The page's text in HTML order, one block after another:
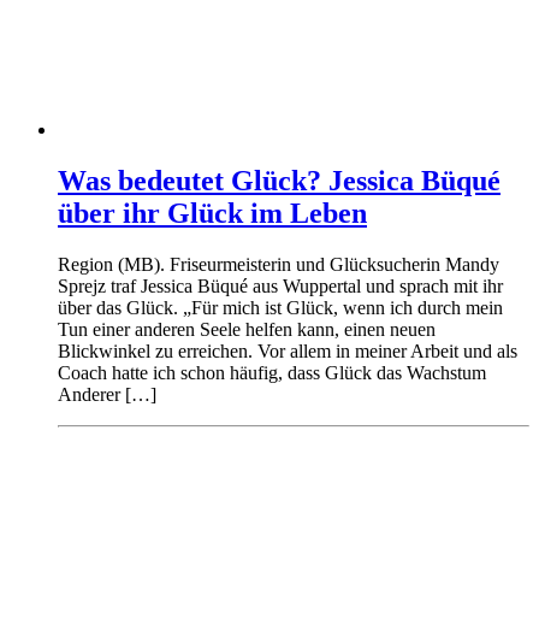
Was bedeutet Glück? Jessica Büqué
über ihr Glück im Leben
Region (MB). Friseurmeisterin und Glücksucherin Mandy
Sprejz traf Jessica Büqué aus Wuppertal und sprach mit ihr
über das Glück. „Für mich ist Glück, wenn ich durch mein
Tun einer anderen Seele helfen kann, einen neuen
Blickwinkel zu erreichen. Vor allem in meiner Arbeit und als
Coach hatte ich schon häufig, dass Glück das Wachstum
Anderer […]